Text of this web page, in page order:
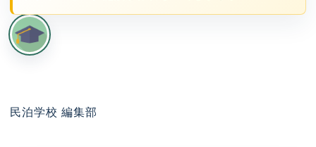
民泊学校 編集部